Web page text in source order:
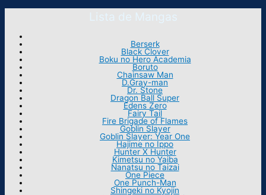
Lista de Mangas
Berserk
Black Clover
Boku no Hero Academia
Boruto
Chainsaw Man
D.Gray-man
Dr. Stone
Dragon Ball Super
Edens Zero
Fairy Tail
Fire Brigade of Flames
Goblin Slayer
Goblin Slayer: Year One
Hajime no Ippo
Hunter X Hunter
Kimetsu no Yaiba
Nanatsu no Taizai
One Piece
One Punch-Man
Shingeki no Kyojin